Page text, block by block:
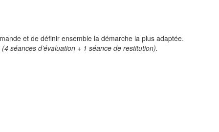
et de définir ensemble la démarche la plus adaptée.
séances d’évaluation + 1 séance de restitution).